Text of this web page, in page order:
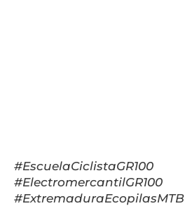
#EscuelaCiclistaGR100
#ElectromercantilGR100
#ExtremaduraEcopilasMTB